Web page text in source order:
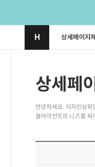
H 상세페이지
상세페
안녕하세요. 듸자인상회
클라이언트의 니즈를